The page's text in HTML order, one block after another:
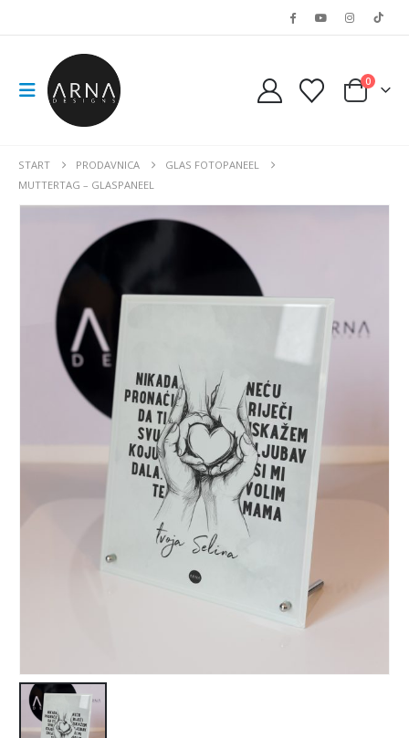
0
START PRODAVNICA
GLAS FOTOPANEEL
MUTTERTAG – GLASPANEEL